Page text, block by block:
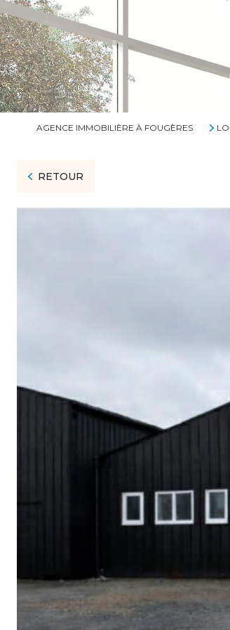
AGENCE IMMOBILIÈRE À FOUGÈRES
RETOUR